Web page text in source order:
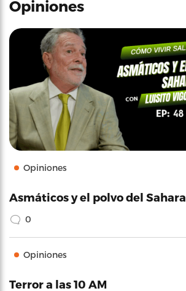
Opiniones
Opiniones
Asmáticos y el polvo del Sahara
0
Opiniones
Terror a las 10 AM